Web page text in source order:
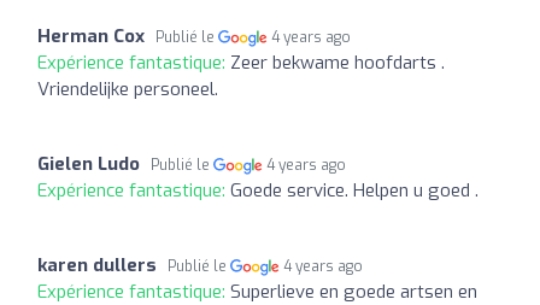
Herman Cox Publié le 4 years ago
Expérience fantastique: Zeer bekwame hoofdarts .
Vriendelijke personeel.
Gielen Ludo Publié le 4 years ago
Expérience fantastique: Goede service. Helpen u goed .
karen dullers Publié le 4 years ago
Expérience fantastique: Superlieve en goede artsen en